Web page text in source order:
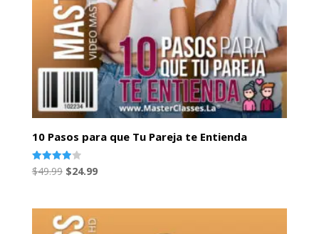
10 Pasos para que Tu Pareja te Entienda
Valorado
con
$49.99 El
era:
$24.99El
es: